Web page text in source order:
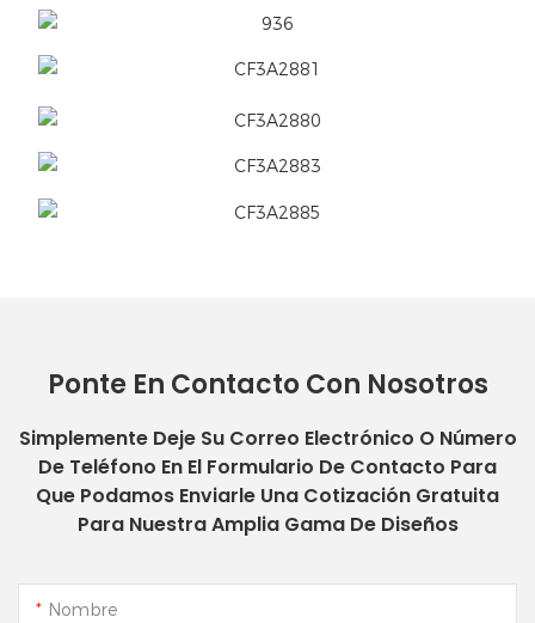
Ponte En Contacto Con Nosotros
Simplemente Deje Su Correo Electrónico O Número
De Teléfono En El Formulario De Contacto Para
Que Podamos Enviarle Una Cotización Gratuita
Para Nuestra Amplia Gama De Diseños
Nombre